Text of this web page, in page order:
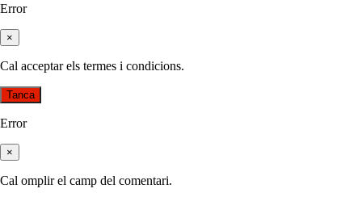
Error
×
Cal acceptar els termes i condicions.
Tanca
Error
×
Cal omplir el camp del comentari.